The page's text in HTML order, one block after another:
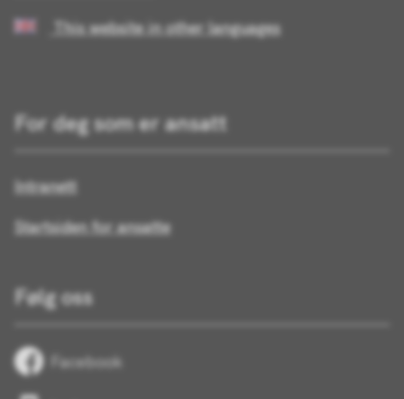
This website in other languages
For deg som er ansatt
Intranett
Startsiden for ansatte
Følg oss
Facebook